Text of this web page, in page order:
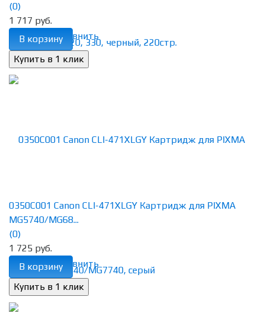
избранное сравнить
(0)
1 717 руб.
В корзину
избранное сравнить
0350C001 Canon CLI-471XLGY Картридж для PIXMA
MG5740/MG68...
(0)
1 725 руб.
В корзину